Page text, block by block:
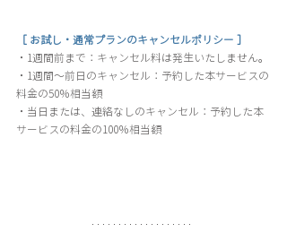
［ お試し・通常プランのキャンセルポリシー ］
・1週間前まで：キャンセル料は発生いたしません。
​・1週間〜前日のキャンセル：予約した本サービスの
料金の50％相当額
・当日または、連絡なしのキャンセル：予約した本
サービスの料金の100％相当額